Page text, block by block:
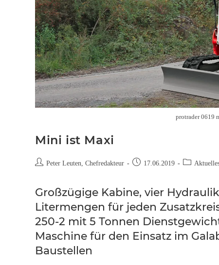
protrader 0619
Mini ist Maxi
Peter Leuten, Chefredakteur 17.06.2019
Großzügige Kabine, vier
Litermengen für jeden
250-2 mit 5 Tonnen
Maschine für den Einsatz im
Baustellen